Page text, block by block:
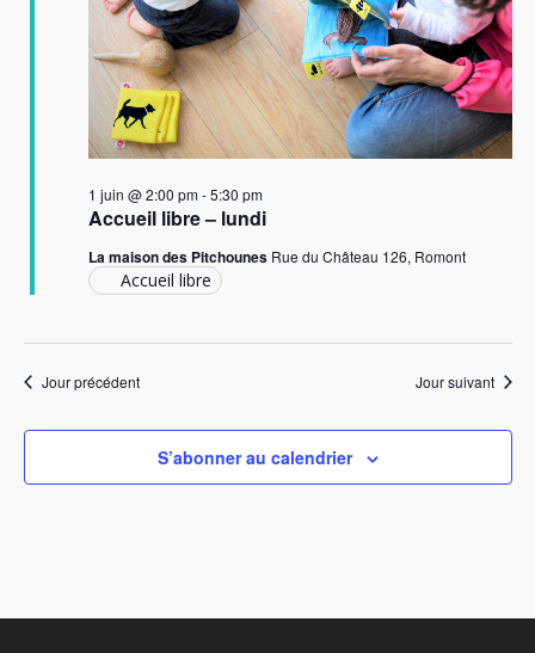
Accueil libre – lundi
1 juin @ 2:00 pm-5:30 pm
La maison des Pitchounes Rue du Château 126, Romont
Accueil libre
Jour précédent Jour suivant
S’abonner au calendrier